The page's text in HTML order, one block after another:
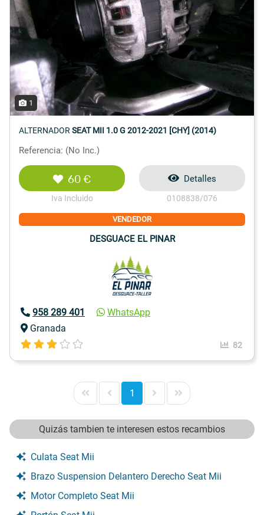
1
ALTERNADOR SEAT MII 1.0 G 2012-2021 [CHY] (2014)
Referencia: (No Inc.)
60 €
Iva Incluido
Detalles
0108838/076
VENDEDOR
DESGUACE EL PINAR
958 289 401
WhatsApp
Granada
82
1
Quizás tambien te interesen estos recambios
Culata Seat Mii
Brazo Suspension Delantero Derecho Seat Mii
Motor Completo Seat Mii